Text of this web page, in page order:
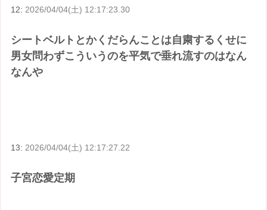
12: 2026/04/04(土) 12:17:23.30
シートベルトとかくだらんことは自粛するくせに
男女問わずこういうのを平気で垂れ流すのはなん
なんや
13: 2026/04/04(土) 12:17:27.22
子宮恋愛定期